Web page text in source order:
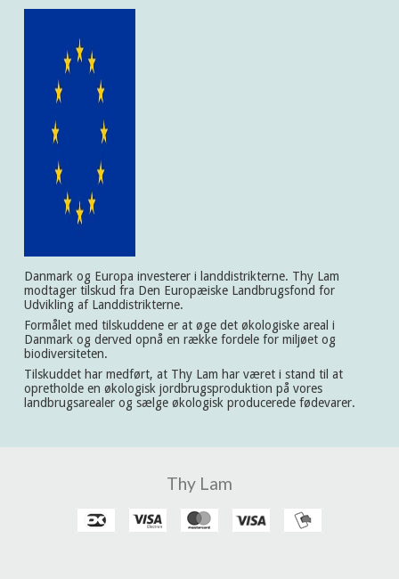
Danmark og Europa investerer i landdistrikterne. Thy Lam
modtager tilskud fra Den Europæiske Landbrugsfond for
Udvikling af Landdistrikterne.
Formålet med tilskuddene er at øge det økologiske areal i
Danmark og derved opnå en række fordele for miljøet og
biodiversiteten.
Tilskuddet har medført, at Thy Lam har været i stand til at
opretholde en økologisk jordbrugsproduktion på vores
landbrugsarealer og sælge økologisk producerede fødevarer.
Thy Lam